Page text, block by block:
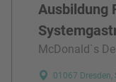
Ausbildung
McDonald`s
01067 Dresden,